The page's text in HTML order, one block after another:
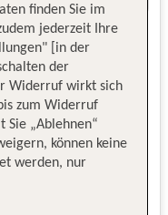
finden Sie im
jederzeit Ihre
[in der
der
Widerruf wirkt sich
zum Widerruf
Sie „Ablehnen“
können keine
werden, nur